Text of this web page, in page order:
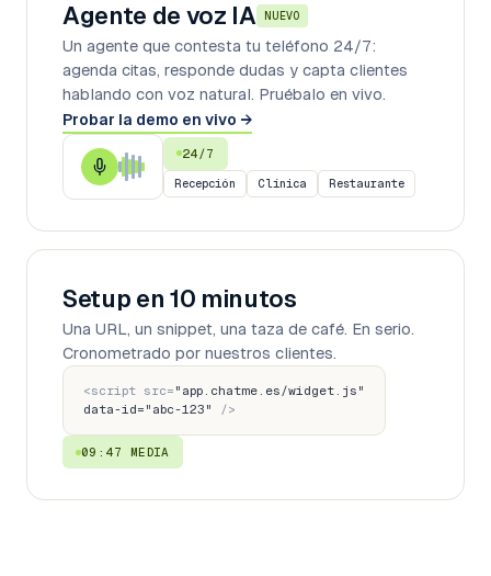
Agente de voz IA NUEVO
Un agente que contesta tu teléfono 24/7:
agenda citas, responde dudas y capta clientes
hablando con voz natural. Pruébalo en vivo.
Probar la demo en vivo →
24/7
Recepción Clínica Restaurante
Setup en 10 minutos
Una URL, un snippet, una taza de café. En serio.
Cronometrado por nuestros clientes.
<script src= "app.chatme.es/widget.js"
data-id= "abc-123" />
09:47 MEDIA